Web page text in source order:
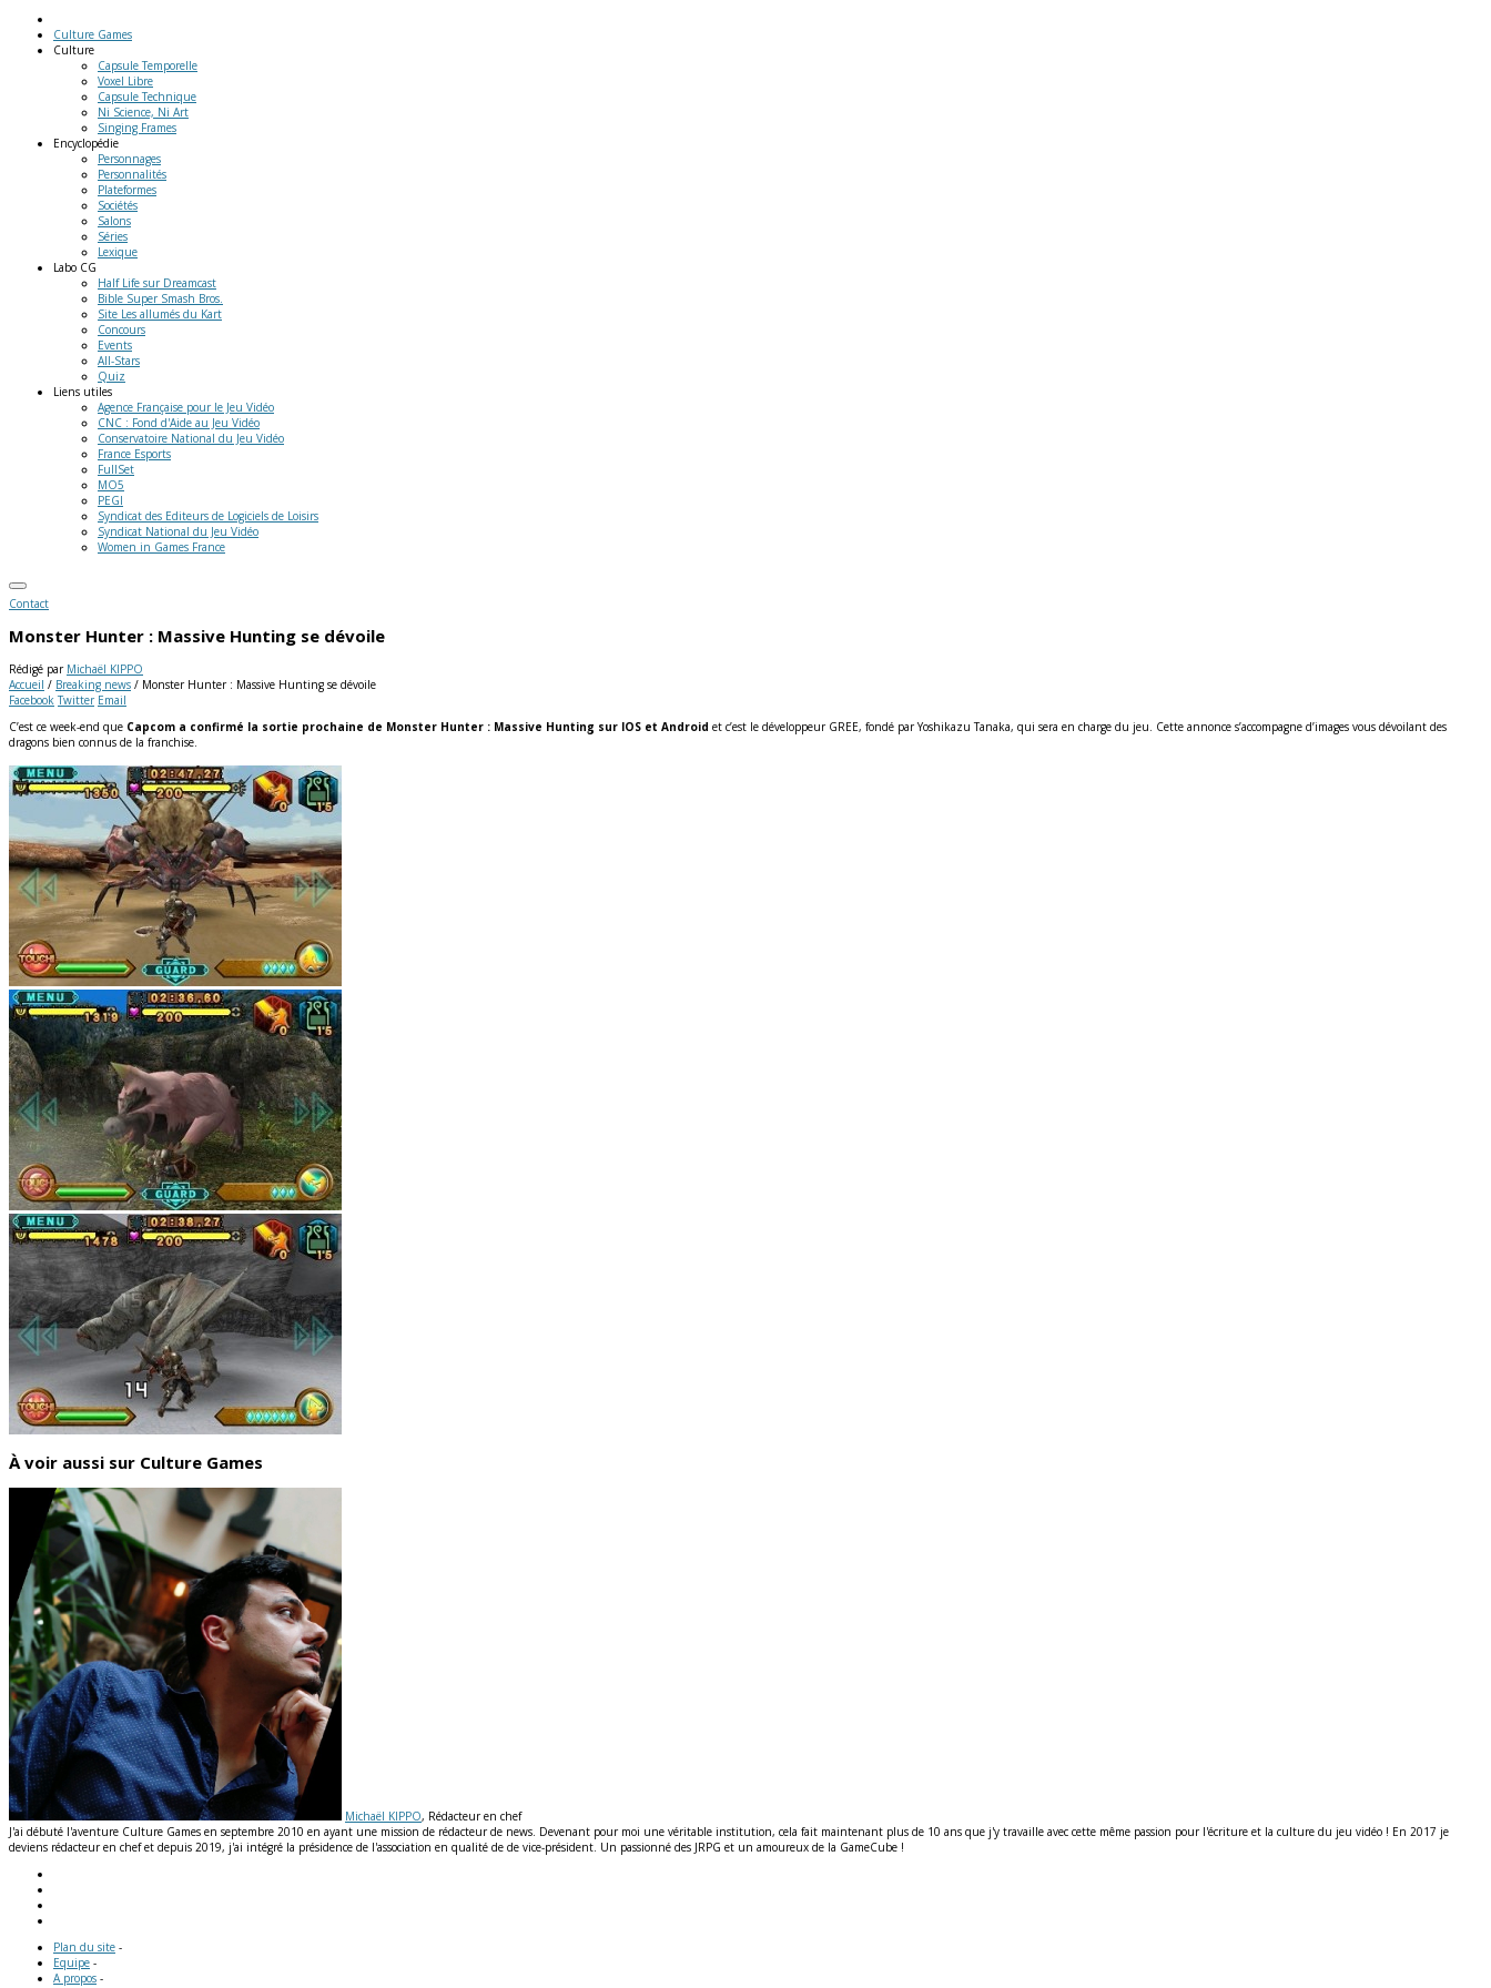
Culture Games
Culture
Capsule Temporelle
Voxel Libre
Capsule Technique
Ni Science, Ni Art
Singing Frames
Encyclopédie
Personnages
Personnalités
Plateformes
Sociétés
Salons
Séries
Lexique
Labo CG
Half Life sur Dreamcast
Bible Super Smash Bros.
Site Les allumés du Kart
Concours
Events
All-Stars
Quiz
Liens utiles
Agence Française pour le Jeu Vidéo
CNC : Fond d'Aide au Jeu Vidéo
Conservatoire National du Jeu Vidéo
France Esports
FullSet
MO5
PEGI
Syndicat des Editeurs de Logiciels de Loisirs
Syndicat National du Jeu Vidéo
Women in Games France
Contact
Monster Hunter : Massive Hunting se dévoile
Rédigé par Michaël KIPPO
Accueil / Breaking news / Monster Hunter : Massive Hunting se dévoile
Facebook Twitter Email
C’est ce week-end que Capcom a confirmé la sortie prochaine de Monster Hunter : Massive Hunting sur IOS et Android et c’est le développeur GREE, fondé par Yoshikazu Tanaka, qui sera en charge du jeu. Cette annonce s’accompagne d’images vous dévoilant des
dragons bien connus de la franchise.
À voir aussi sur Culture Games
Michaël KIPPO, Rédacteur en chef
J'ai débuté l'aventure Culture Games en septembre 2010 en ayant une mission de rédacteur de news. Devenant pour moi une véritable institution, cela fait maintenant plus de 10 ans que j'y travaille avec cette même passion pour l'écriture et la culture du jeu vidéo ! En 2017 je
deviens rédacteur en chef et depuis 2019, j'ai intégré la présidence de l'association en qualité de de vice-président. Un passionné des JRPG et un amoureux de la GameCube !
Plan du site -
Equipe -
A propos -